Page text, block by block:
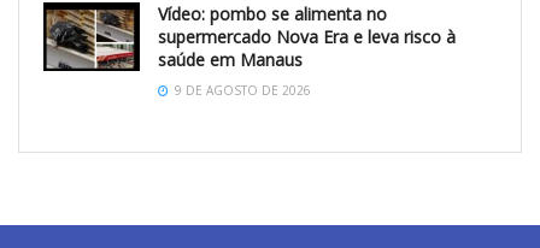
Vídeo: pombo se alimenta no
supermercado Nova Era e leva risco à
saúde em Manaus
9 DE AGOSTO DE 2026